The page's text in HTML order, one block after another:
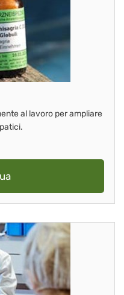
al lavoro per ampliare